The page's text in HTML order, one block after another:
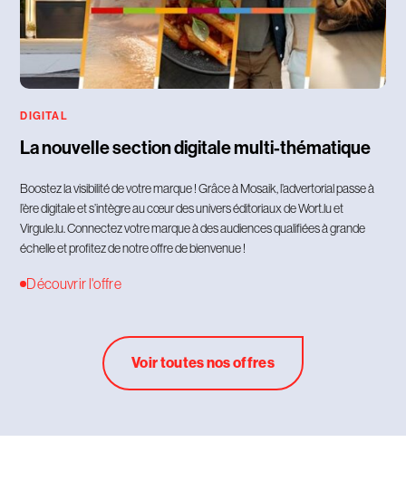
DIGITAL
La nouvelle section digitale multi-thématique
Boostez la visibilité de votre marque ! Grâce à Mosaik, l’advertorial passe à
l’ère digitale et s’intègre au cœur des univers éditoriaux de Wort.lu et
Virgule.lu. Connectez votre marque à des audiences qualifiées à grande
échelle et profitez de notre offre de bienvenue !
Découvrir l'offre
Voir toutes nos offres